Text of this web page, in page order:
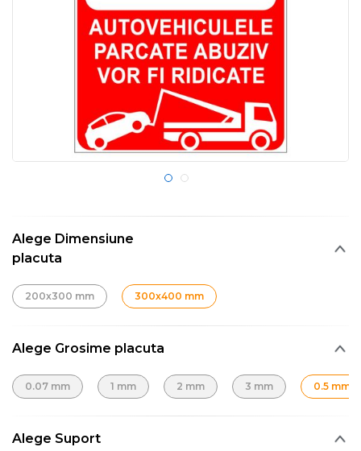
Alege Dimensiune
placuta
200x300 mm 300x400 mm
Alege Grosime placuta
0.07 mm 1 mm 2 mm 3 mm 0.5 mm
Alege Suport